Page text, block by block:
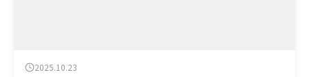
2025.10.23